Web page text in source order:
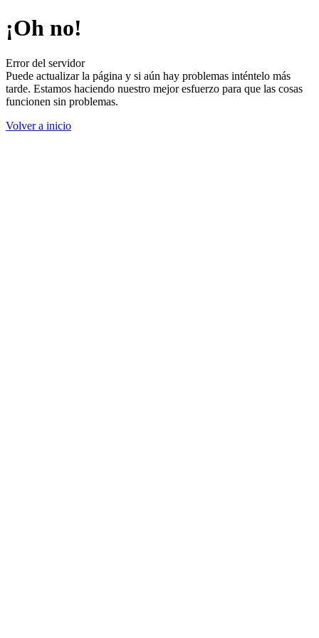
¡Oh no!
Error del servidor
Puede actualizar la página y si aún hay problemas inténtelo más
tarde. Estamos haciendo nuestro mejor esfuerzo para que las cosas
funcionen sin problemas.
Volver a inicio